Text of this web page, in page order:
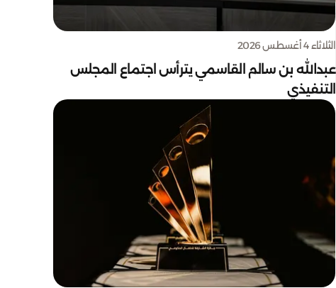
الثلاثاء 4 أغسطس 2026
عبدالله بن سالم القاسمي يترأس اجتماع المجلس
التنفيذي